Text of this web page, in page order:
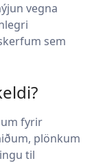
vegna
sem
fyrir
plönkum
til